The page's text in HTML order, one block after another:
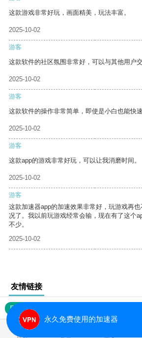
这款游戏非常好玩，画面精美，玩法丰富。
2025-10-02
游客
这款软件的社区氛围非常好，可以与其他用户
2025-10-02
游客
这款软件的操作非常简单，即使是小白也能快速
2025-10-02
游客
这款app的游戏非常好玩，可以让我消磨时间。
2025-10-02
游客
这款加速器app的加速效果非常好，玩游戏再
况了。我以前玩游戏经常会输，现在有了这个
不少。
2025-10-02
友情链接
网站地图
永久免费使用的加速器